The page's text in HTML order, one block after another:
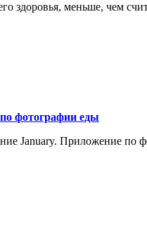
меньше, чем
фотографии еды
January. Приложение по